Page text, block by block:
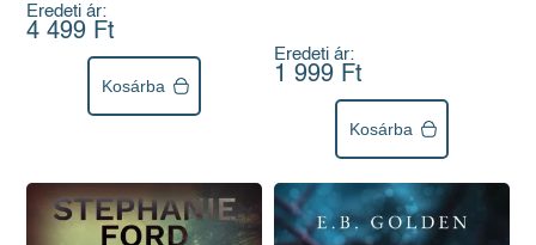
Eredeti ár:
4 499 Ft
Kosárba
Eredeti ár:
1 999 Ft
Kosárba